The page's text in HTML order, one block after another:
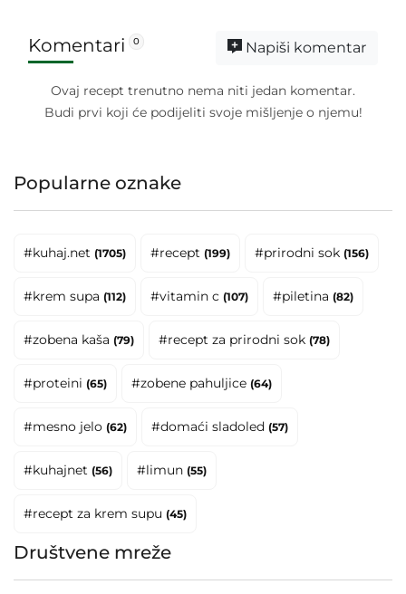
Komentari 0 Napiši komentar
Ovaj recept trenutno nema niti jedan komentar.
Budi prvi koji će podijeliti svoje mišljenje o njemu!
Popularne oznake
#kuhaj.net (1705) #recept (199) #prirodni sok (156)
#krem supa (112) #vitamin c (107) #piletina (82)
#zobena kaša (79) #recept za prirodni sok (78)
#proteini (65) #zobene pahuljice (64)
#mesno jelo (62) #domaći sladoled (57)
#kuhajnet (56) #limun (55)
#recept za krem supu (45)
Društvene mreže